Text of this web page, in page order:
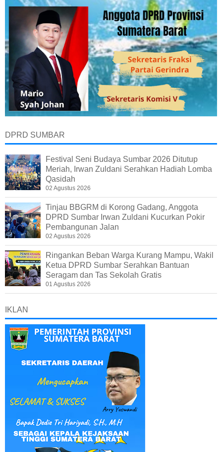
DPRD SUMBAR
Festival Seni Budaya Sumbar 2026 Ditutup
Meriah, Irwan Zuldani Serahkan Hadiah Lomba
Qasidah
02 Agustus 2026
Tinjau BBGRM di Korong Gadang, Anggota
DPRD Sumbar Irwan Zuldani Kucurkan Pokir
Pembangunan Jalan
02 Agustus 2026
Ringankan Beban Warga Kurang Mampu, Wakil
Ketua DPRD Sumbar Serahkan Bantuan
Seragam dan Tas Sekolah Gratis
01 Agustus 2026
IKLAN